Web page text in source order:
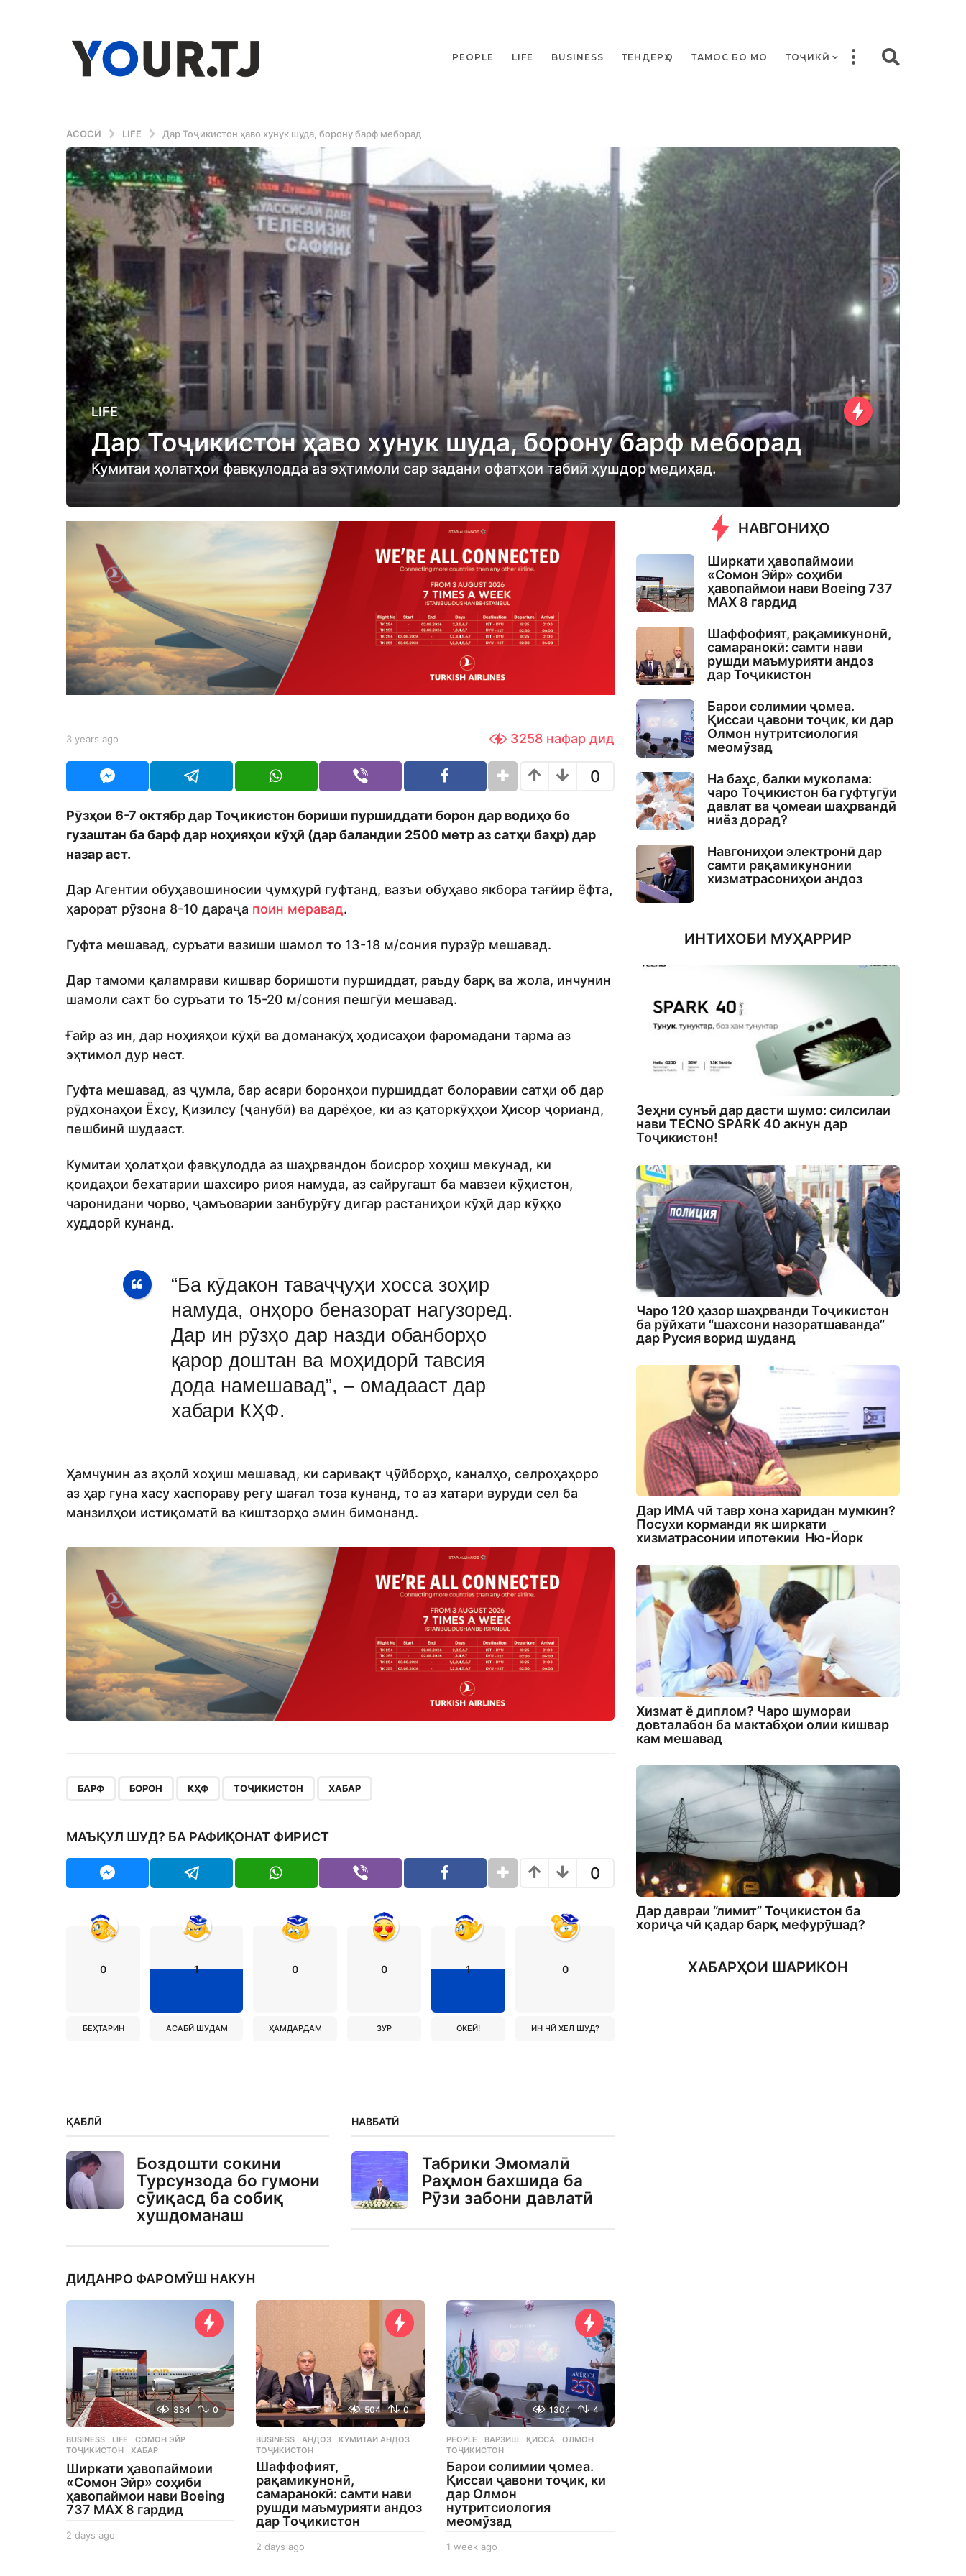
PEOPLE LIFE BUSINESS ТЕНДЕРҲО ТАМОС БО МО ТОҶИКӢ
АСОСӢ LIFE Дар Тоҷикистон ҳаво хунук шуда, борону барф меборад
3
y
e
a
s
a
g
3
y
e
a
r
s
a
o
LIFE
Дар Тоҷикистон ҳаво хунук шуда, борону барф меборад
Кумитаи ҳолатҳои фавқулодда аз эҳтимоли сар задани офатҳои табиӣ ҳушдор медиҳад.
b
S
o
m
o
3 years ago
r
a
g
3258 нафар дид
0
Рӯзҳои 6-7 октябр дар Тоҷикистон бориши пуршиддати борон дар водиҳо бо
гузаштан ба барф дар ноҳияҳои кӯҳӣ (дар баландии 2500 метр аз сатҳи баҳр) дар
назар аст.
Дар Агентии обуҳавошиносии ҷумҳурӣ гуфтанд, вазъи обуҳаво якбора тағйир ёфта,
ҳарорат рӯзона 8-10 дараҷа поин меравад.
Гуфта мешавад, суръати вазиши шамол то 13-18 м/сония пурзӯр мешавад.
Дар тамоми қаламрави кишвар боришоти пуршиддат, раъду барқ ва жола, инчунин
шамоли сахт бо суръати то 15-20 м/сония пешгӯи мешавад.
Ғайр аз ин, дар ноҳияҳои кӯҳӣ ва доманакӯҳ ҳодисаҳои фаромадани тарма аз
эҳтимол дур нест.
Гуфта мешавад, аз ҷумла, бар асари боронҳои пуршиддат болоравии сатҳи об дар
рӯдхонаҳои Ёхсу, Қизилсу (ҷанубӣ) ва дарёҳое, ки аз қаторкӯҳҳои Ҳисор ҷорианд,
пешбинӣ шудааст.
Кумитаи ҳолатҳои фавқулодда аз шаҳрвандон боисрор хоҳиш мекунад, ки
қоидаҳои бехатарии шахсиро риоя намуда, аз сайругашт ба мавзеи кӯҳистон,
чаронидани чорво, ҷамъоварии занбурӯғу дигар растаниҳои кӯҳӣ дар кӯҳҳо
худдорӣ кунанд.
“Ба кӯдакон таваҷҷуҳи хосса зоҳир
намуда, онҳоро беназорат нагузоред.
Дар ин рӯзҳо дар назди обанборҳо
қарор доштан ва моҳидорӣ тавсия
дода намешавад”, – омадааст дар
хабари КҲФ.
Ҳамчунин аз аҳолӣ хоҳиш мешавад, ки саривақт ҷӯйборҳо, каналҳо, селроҳаҳоро
аз ҳар гуна хасу хаспораву регу шағал тоза кунанд, то аз хатари вуруди сел ба
манзилҳои истиқоматӣ ва киштзорҳо эмин бимонанд.
БАРФ БОРОН КҲФ ТОҶИКИСТОН ХАБАР
МАЪҚУЛ ШУД? БА РАФИҚОНАТ ФИРИСТ
0
0
БЕҲТАРИН
1
АСАБӢ ШУДАМ
0
ҲАМДАРДАМ
0
ЗУР
1
ОКЕЙ!
0
ИН ЧӢ ХЕЛ ШУД?
ҚАБЛӢ
Боздошти сокини
Турсунзода бо гумони
сӯиқасд ба собиқ
хушдоманаш
НАВБАТӢ
Табрики Эмомалӣ
Раҳмон бахшида ба
Рӯзи забони давлатӣ
ДИДАНРО ФАРОМӮШ НАКУН
334 0
BUSINESS ,LIFE СОМОН ЭЙР
ТОҶИКИСТОН
,ХАБАР
Ширкати ҳавопаймоии
«Сомон Эйр» соҳиби
ҳавопаймои нави Boeing
737 MAX 8 гардид
2 days ago
504 0
BUSINESS АНДОЗ ,КУМИТАИ АНДОЗ
ТОҶИКИСТОН
Шаффофият,
рақамикунонӣ,
самаранокӣ: самти нави
рушди маъмурияти андоз
дар Тоҷикистон
2 days ago
1304 4
PEOPLE ВАРЗИШ ,ҚИССА ,ОЛМОН
ТОҶИКИСТОН
Барои солимии ҷомеа.
Қиссаи ҷавони тоҷик, ки
дар Олмон
нутритсиология
меомӯзад
1 week ago
НАВГОНИҲО
Ширкати ҳавопаймоии
«Сомон Эйр» соҳиби
ҳавопаймои нави Boeing 737
MAX 8 гардид
Шаффофият, рақамикунонӣ,
самаранокӣ: самти нави
рушди маъмурияти андоз
дар Тоҷикистон
Барои солимии ҷомеа.
Қиссаи ҷавони тоҷик, ки дар
Олмон нутритсиология
меомӯзад
На баҳс, балки муколама:
чаро Тоҷикистон ба гуфтугӯи
давлат ва ҷомеаи шаҳрвандӣ
ниёз дорад?
Навгониҳои электронӣ дар
самти рақамикунонии
хизматрасониҳои андоз
ИНТИХОБИ МУҲАРРИР
Зеҳни сунъӣ дар дасти шумо: силсилаи
нави TECNO SPARK 40 акнун дар
Тоҷикистон!
Чаро 120 ҳазор шаҳрванди Тоҷикистон
ба рӯйхати “шахсони назоратшаванда”
дар Русия ворид шуданд
Дар ИМА чӣ тавр хона харидан мумкин?
Посухи корманди як ширкати
хизматрасонии ипотекии Ню-Йорк
Хизмат ё диплом? Чаро шумораи
довталабон ба мактабҳои олии кишвар
кам мешавад
Дар давраи “лимит” Тоҷикистон ба
хориҷа чӣ қадар барқ мефурӯшад?
ХАБАРҲОИ ШАРИКОН